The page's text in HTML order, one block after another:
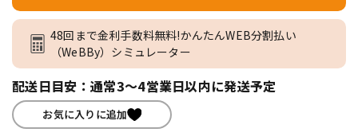
48回まで金利手数料無料!かんたんWEB分割払い
（WeBBy）シミュレーター
配送日目安：通常3～4営業日以内に発送予定
お気に入りに追加